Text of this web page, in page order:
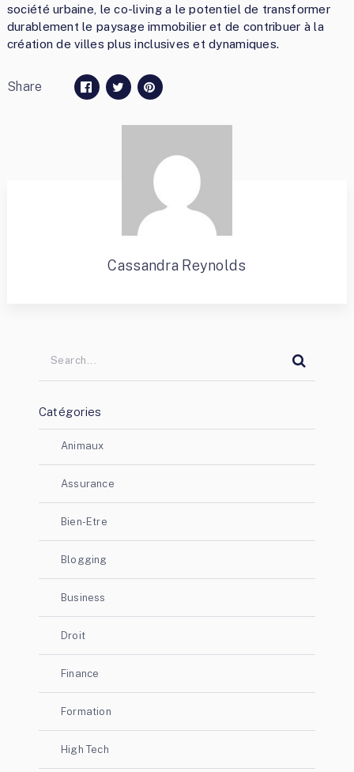
société urbaine, le co-living a le potentiel de transformer
durablement le paysage immobilier et de contribuer à la
création de villes plus inclusives et dynamiques.
Share
Cassandra Reynolds
Catégories
Animaux
Assurance
Bien-Etre
Blogging
Business
Droit
Finance
Formation
High Tech